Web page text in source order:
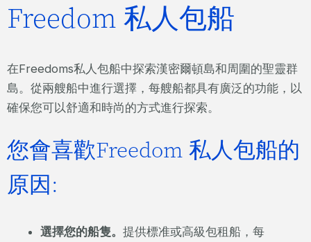
Freedom 私人包船
在Freedoms私人包船中探索漢密爾頓島和周圍的聖靈群
島。從兩艘船中進行選擇，每艘船都具有廣泛的功能，以
確保您可以舒適和時尚的方式進行探索。
您會喜歡Freedom 私人包船的
原因:
選擇您的船隻。 提供標准或高級包租船，每